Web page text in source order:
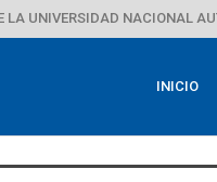
LA UNIVERSIDAD NACIONAL
INICIO